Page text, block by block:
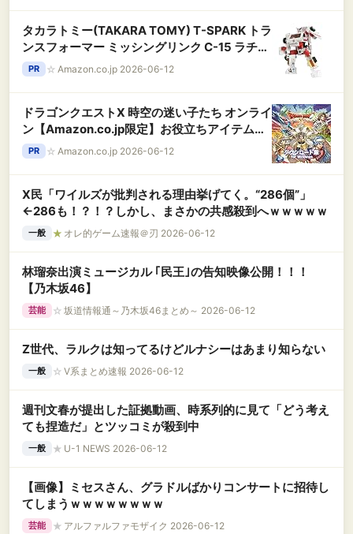
タカラトミー(TAKARA TOMY) T-SPARK トラ
ンスフォーマー ミッシングリンク C-15 ラチェ
ット 可動フィギュア
PR ☆ Amazon.co.jp 2026-06-12
ドラゴンクエストX 時空の迷い子たち オンライ
ン【Amazon.co.jp限定】お役立ちアイテムセ
ット 【予約特典】あたま装備 2種 配信 |ダウン
ロード版
PR ☆ Amazon.co.jp 2026-06-12
X民「ワイルズが批判される理由挙げてく。“286個”」
←286も！？！？しかし、まさかの共感殺到へｗｗｗｗｗ
一般 ★ オレ的ゲーム速報＠刃 2026-06-12
林瑠奈出演ミュージカル ｢民王｣の告知映像公開！！！
【乃木坂46】
芸能 ☆ 坂道情報通～乃木坂46まとめ～ 2026-06-12
Z世代、ラルクは知ってるけどルナシーはあまり知らない
一般 ☆ V系まとめ速報 2026-06-12
週刊文春が提出した証拠動画、時系列的に見て「どう考え
ても捏造だ」とツッコミが殺到中
一般 ★ U-1 NEWS 2026-06-12
【画像】ミセスさん、グラドルばかりコンサートに招待し
てしまうｗｗｗｗｗｗｗｗ
芸能 ★ アルファルファモザイク 2026-06-12